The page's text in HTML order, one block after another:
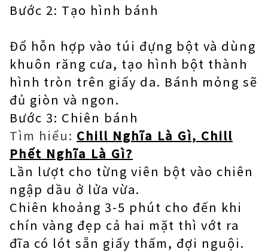
Bước 2: Tạo hình bánh
Đổ hỗn hợp vào túi đựng bột và dùng
khuôn răng cưa, tạo hình bột thành
hình tròn trên giấy da. Bánh mỏng sẽ
đủ giòn và ngon.
Bước 3: Chiên bánh
Tìm hiểu: Chill Nghĩa Là Gì, Chill
Phết Nghĩa Là Gì?
Lần lượt cho từng viên bột vào chiên
ngập dầu ở lửa vừa.
Chiên khoảng 3-5 phút cho đến khi
chín vàng đẹp cả hai mặt thì vớt ra
đĩa có lót sẵn giấy thấm, đợi nguội.